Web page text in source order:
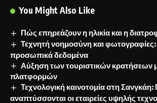
You Might Also Like
Πώς επηρεάζουν η ηλικία και η
Τεχνητή νοημοσύνη και φωτογραφίες:
προσωπικά δεδομένα
Αύξηση των τουριστικών κρατήσεων
πλατφορμών
Τεχνολογική καινοτομία στη
αναπτύσσονται οι εταιρείες υψηλής